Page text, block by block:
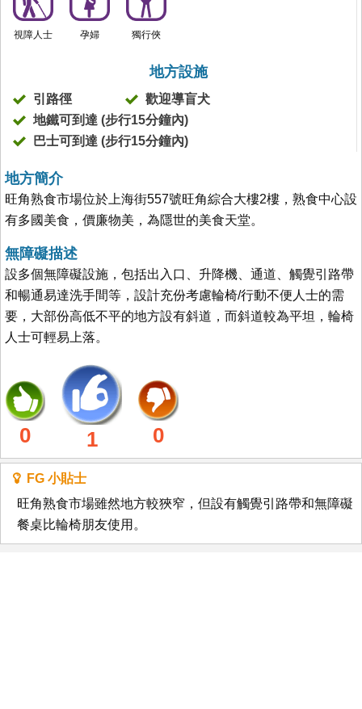
視障人士 孕婦 獨行俠
地方設施
引路徑
歡迎導盲犬
地鐵可到達 (步行15分鐘內)
巴士可到達 (步行15分鐘內)
地方簡介
旺角熟食市場位於上海街557號旺角綜合大樓2樓，熟食中心設
有多國美食，價廉物美，為隱世的美食天堂。
無障礙描述
設多個無障礙設施，包括出入口、升降機、通道、觸覺引路帶
和暢通易達洗手間等，設計充份考慮輪椅/行動不便人士的需
要，大部份高低不平的地方設有斜道，而斜道較為平坦，輪椅
人士可輕易上落。
0 1 0
FG 小貼士
旺角熟食市場雖然地方較狹窄，但設有觸覺引路帶和無障礙
餐桌比輪椅朋友使用。